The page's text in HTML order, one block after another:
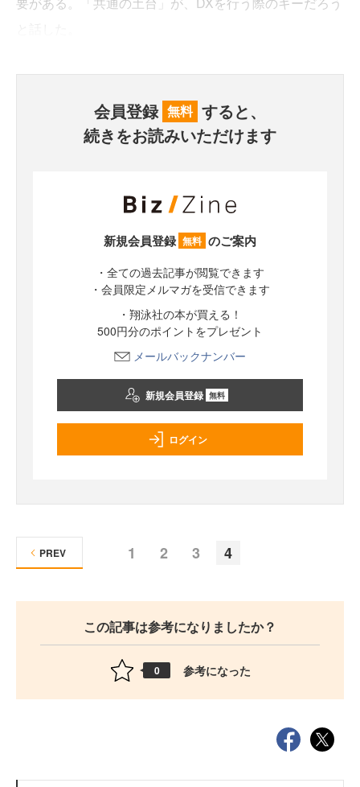
会員登録 無料 すると、
続きをお読みいただけます
新規会員登録 無料 のご案内
・全ての過去記事が閲覧できます
・会員限定メルマガを受信できます
・翔泳社の本が買える！
500円分のポイントをプレゼント
メールバックナンバー
新規会員登録 無料
ログイン
1 2 3 4
PREV
この記事は参考になりましたか？
0 参考になった